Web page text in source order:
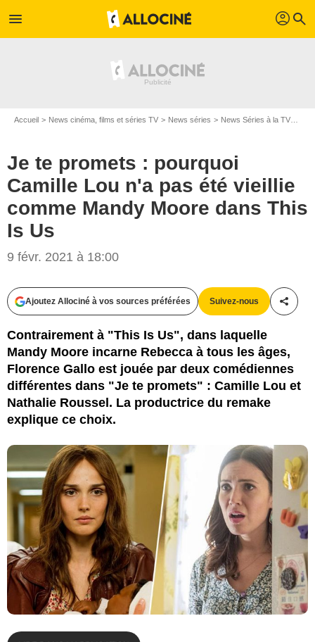
menu profil search
Accueil News cinéma, films et séries TV News séries News Séries à la TV
Je te promets : pourquoi
Camille Lou n'a pas été vieillie
comme Mandy Moore dans This
Is Us
9 févr. 2021 à 18:00
Ajoutez Allociné à vos sources préférées Suivez-nous
Contrairement à "This Is Us", dans laquelle
Mandy Moore incarne Rebecca à tous les âges,
Florence Gallo est jouée par deux comédiennes
différentes dans "Je te promets" : Camille Lou et
Nathalie Roussel. La productrice du remake
explique ce choix.